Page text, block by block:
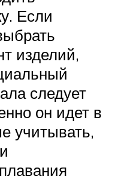
Если
изделий,
следует
он идет в
учитывать,